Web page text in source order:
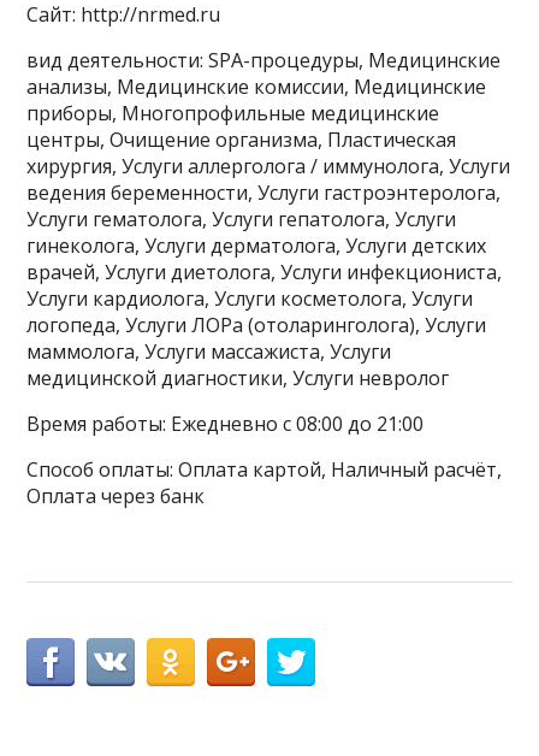
Сайт: http://nrmed.ru
вид деятельности: SPA-процедуры, Медицинские
анализы, Медицинские комиссии, Медицинские
приборы, Многопрофильные медицинские
центры, Очищение организма, Пластическая
хирургия, Услуги аллерголога / иммунолога, Услуги
ведения беременности, Услуги гастроэнтеролога,
Услуги гематолога, Услуги гепатолога, Услуги
гинеколога, Услуги дерматолога, Услуги детских
врачей, Услуги диетолога, Услуги инфекциониста,
Услуги кардиолога, Услуги косметолога, Услуги
логопеда, Услуги ЛОРа (отоларинголога), Услуги
маммолога, Услуги массажиста, Услуги
медицинской диагностики, Услуги невролог
Время работы: Ежедневно с 08:00 до 21:00
Способ оплаты: Оплата картой, Наличный расчёт,
Оплата через банк